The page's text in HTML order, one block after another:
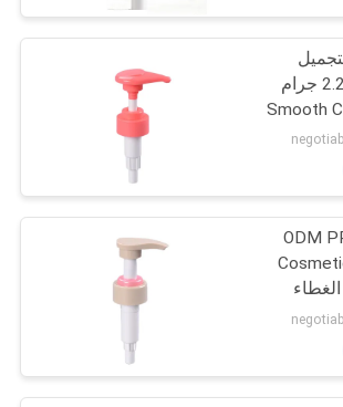
رغوة مطهر
للعناية بالبشرة 2.2 جرام
ODM